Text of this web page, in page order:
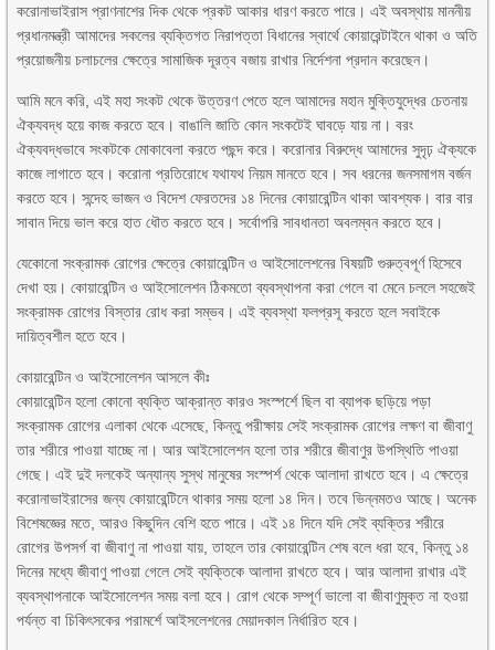
করোনাভাইরাস প্রাণনাশের দিক থেকে প্রকট আকার ধারণ করতে পারে। এই অবস্থায় মাননীয়
প্রধানমন্ত্রী আমাদের সকলের ব্যক্তিগত নিরাপত্তা বিধানের স্বার্থে কোয়ারেন্টাইনে থাকা ও অতি
প্রয়োজনীয় চলাচলের ক্ষেত্রে সামাজিক দূরত্ব বজায় রাখার নির্দেশনা প্রদান করেছেন।
আমি মনে করি, এই মহা সংকট থেকে উত্তরণ পেতে হলে আমাদের মহান মুক্তিযুদ্ধের চেতনায়
ঐক্যবদ্ধ হয়ে কাজ করতে হবে। বাঙালি জাতি কোন সংকটেই ঘাবড়ে যায় না। বরং
ঐক্যবদ্ধভাবে সংকটকে মোকাবেলা করতে পছন্দ করে। করোনার বিরুদ্ধে আমাদের সুদৃঢ় ঐক্যকে
কাজে লাগাতে হবে। করোনা প্রতিরোধে যথাযথ নিয়ম মানতে হবে। সব ধরনের জনসমাগম বর্জন
করতে হবে। সন্দেহ ভাজন ও বিদেশ ফেরতদের ১৪ দিনের কোয়ারেন্টিন থাকা আবশ্যক। বার বার
সাবান দিয়ে ভাল করে হাত ধৌত করতে হবে। সর্বোপরি সাবধানতা অবলম্বন করতে হবে।
যেকোনো সংক্রামক রোগের ক্ষেত্রে কোয়ারেন্টিন ও আইসোলেশনের বিষয়টি গুরুত্বপূর্ণ হিসেবে
দেখা হয়। কোয়ারেন্টিন ও আইসোলেশন ঠিকমতো ব্যবস্থাপনা করা গেলে বা মেনে চললে সহজেই
সংক্রামক রোগের বিস্তার রোধ করা সম্ভব। এই ব্যবস্থা ফলপ্রসূ করতে হলে সবাইকে
দায়িত্বশীল হতে হবে।
কোয়ারেন্টিন ও আইসোলেশন আসলে কীঃ
কোয়ারেন্টিন হলো কোনো ব্যক্তি আক্রান্ত কারও সংস্পর্শে ছিল বা ব্যাপক ছড়িয়ে পড়া
সংক্রামক রোগের এলাকা থেকে এসেছে, কিন্তু পরীক্ষায় সেই সংক্রামক রোগের লক্ষণ বা জীবাণু
তার শরীরে পাওয়া যাচ্ছে না। আর আইসোলেশন হলো তার শরীরে জীবাণুর উপস্থিতি পাওয়া
গেছে। এই দুই দলকেই অন্যান্য সুস্থ মানুষের সংস্পর্শ থেকে আলাদা রাখতে হবে। এ ক্ষেত্রে
করোনাভাইরাসের জন্য কোয়ারেন্টিনে থাকার সময় হলো ১৪ দিন। তবে ভিন্নমতও আছে। অনেক
বিশেষজ্ঞের মতে, আরও কিছুদিন বেশি হতে পারে। এই ১৪ দিনে যদি সেই ব্যক্তির শরীরে
রোগের উপসর্গ বা জীবাণু না পাওয়া যায়, তাহলে তার কোয়ারেন্টিন শেষ বলে ধরা হবে, কিন্তু ১৪
দিনের মধ্যে জীবাণু পাওয়া গেলে সেই ব্যক্তিকে আলাদা রাখতে হবে। আর আলাদা রাখার এই
ব্যবস্থাপনাকে আইসোলেশন সময় বলা হবে। রোগ থেকে সম্পূর্ণ ভালো বা জীবাণুমুক্ত না হওয়া
পর্যন্ত বা চিকিৎসকের পরামর্শে আইসলেশনের মেয়াদকাল নির্ধারিত হবে।